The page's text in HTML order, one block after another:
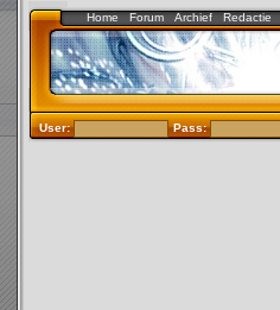
Home Forum Archief Redactie
User: Pass: